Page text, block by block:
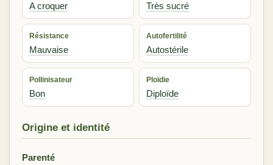
A croquer Très sucré
Résistance
Mauvaise
Autofertilité
Autostérile
Pollinisateur
Bon
Ploïdie
Diploïde
Origine et identité
Parenté